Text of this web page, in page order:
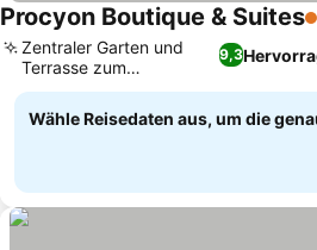
Procyon Boutique & Suites
9,3
Zentraler Garten und
Terrasse zum
Entspannen
Wähle Reisedaten aus, um die